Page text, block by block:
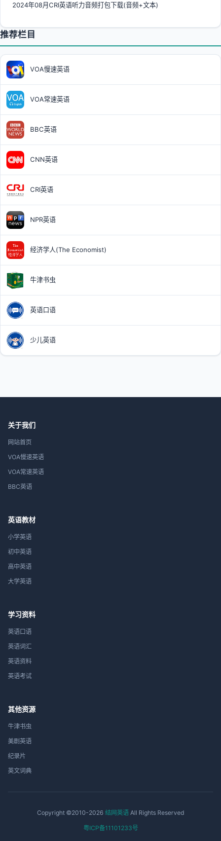
2024年08月CRI英语听力音频打包下载(音频+文本)
推荐栏目
VOA慢速英语
VOA常速英语
BBC英语
CNN英语
CRI英语
NPR英语
经济学人(The Economist)
牛津书虫
英语口语
少儿英语
关于我们
网站首页
VOA慢速英语
VOA常速英语
BBC英语
英语教材
小学英语
初中英语
高中英语
大学英语
学习资料
英语口语
英语词汇
英语资料
英语考试
其他资源
牛津书虫
美剧英语
纪录片
英文词典
Copyright ©2010-2026 结网英语All Rights Reserved
粤ICP备11101233号